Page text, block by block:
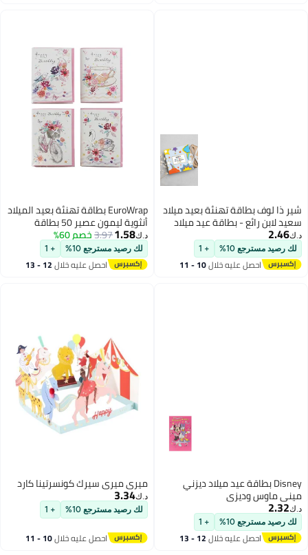
شير ذا لوف بطاقة تهنئة بعيد ميلاد
سعيد لابن رائع - بطاقة عيد ميلاد
للابن من الأم والأب والآباء والأسرة
والأطفال والأولاد والاحتفال بالحفلات
والحب والتقدير
د.ك‏2.46
لك رصيد مسترجع 10% + 1
احصل عليه خلال 10 - 11
EuroWrap بطاقة تهنئة بعيد الميلاد
أنثوية ليمون عصير 50 بطاقة
د.ك‏1.58
3.97خصم 60%
لك رصيد مسترجع 10% + 1
احصل عليه خلال 12 - 13
Disney بطاقة عيد ميلاد ديزني
ميني ماوس وديزي
د.ك‏2.32
لك رصيد مسترجع 10% + 1
احصل عليه خلال 12 - 13
اغسطس
ميري ميري سيرك كونسرتينا كارد
د.ك‏3.34
لك رصيد مسترجع 10% + 1
احصل عليه خلال 10 - 11
اغسطس